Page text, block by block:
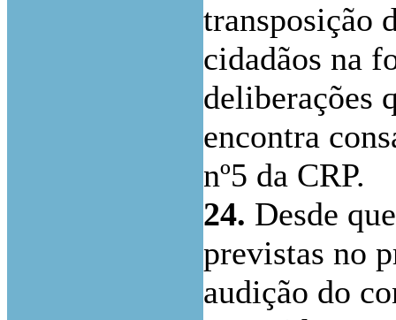
transposição
cidadãos na
deliberações
encontra
nº5 da CRP.
24. Desde
previstas no
audição do